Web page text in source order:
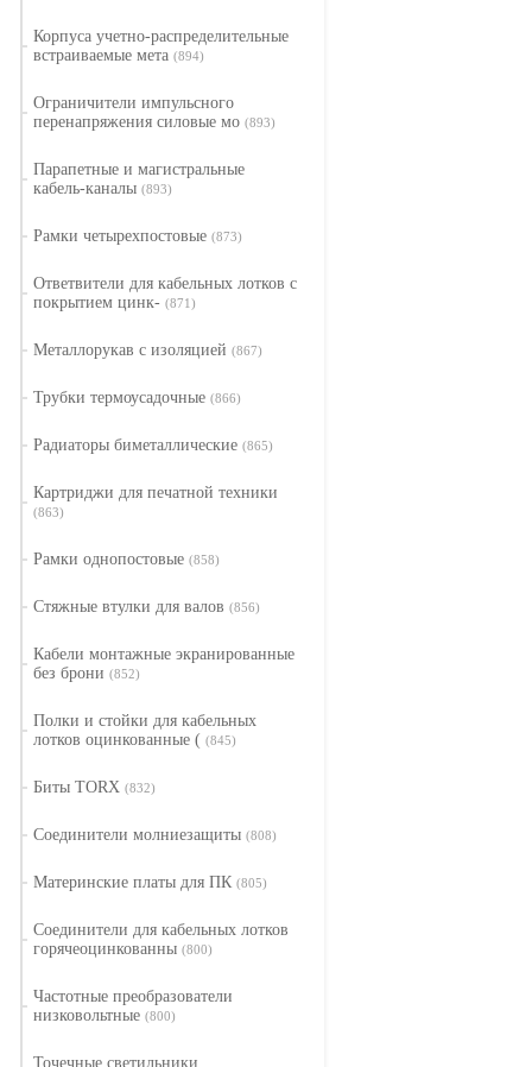
Корпуса учетно-распределительные
встраиваемые мета (894)
Ограничители импульсного
перенапряжения силовые мо (893)
Парапетные и магистральные
кабель-каналы (893)
Рамки четырехпостовые (873)
Ответвители для кабельных лотков с
покрытием цинк- (871)
Металлорукав с изоляцией (867)
Трубки термоусадочные (866)
Радиаторы биметаллические (865)
Картриджи для печатной техники
(863)
Рамки однопостовые (858)
Стяжные втулки для валов (856)
Кабели монтажные экранированные
без брони (852)
Полки и стойки для кабельных
лотков оцинкованные ( (845)
Биты TORX (832)
Соединители молниезащиты (808)
Материнские платы для ПК (805)
Соединители для кабельных лотков
горячеоцинкованны (800)
Частотные преобразователи
низковольтные (800)
Точечные светильники